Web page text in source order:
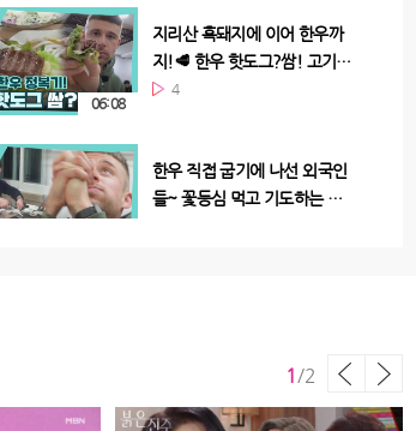
지리산 흑돼지에 이어 한우까
지!🥩 한우 핫도그?쌈! 고기는
잘라 드실게요~
06:08
4
한우 직접 굽기에 나선 외국인
들~ 꽃등심 먹고 기도하는 남
1/2